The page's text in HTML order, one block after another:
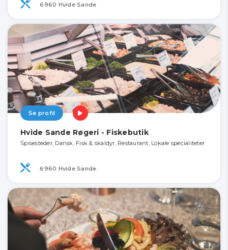
6960 Hvide Sande
Se profil
Hvide Sande Røgeri - Fiskebutik
Spisesteder, Dansk, Fisk & skaldyr, Restaurant, Lokale specialiteter
6960 Hvide Sande